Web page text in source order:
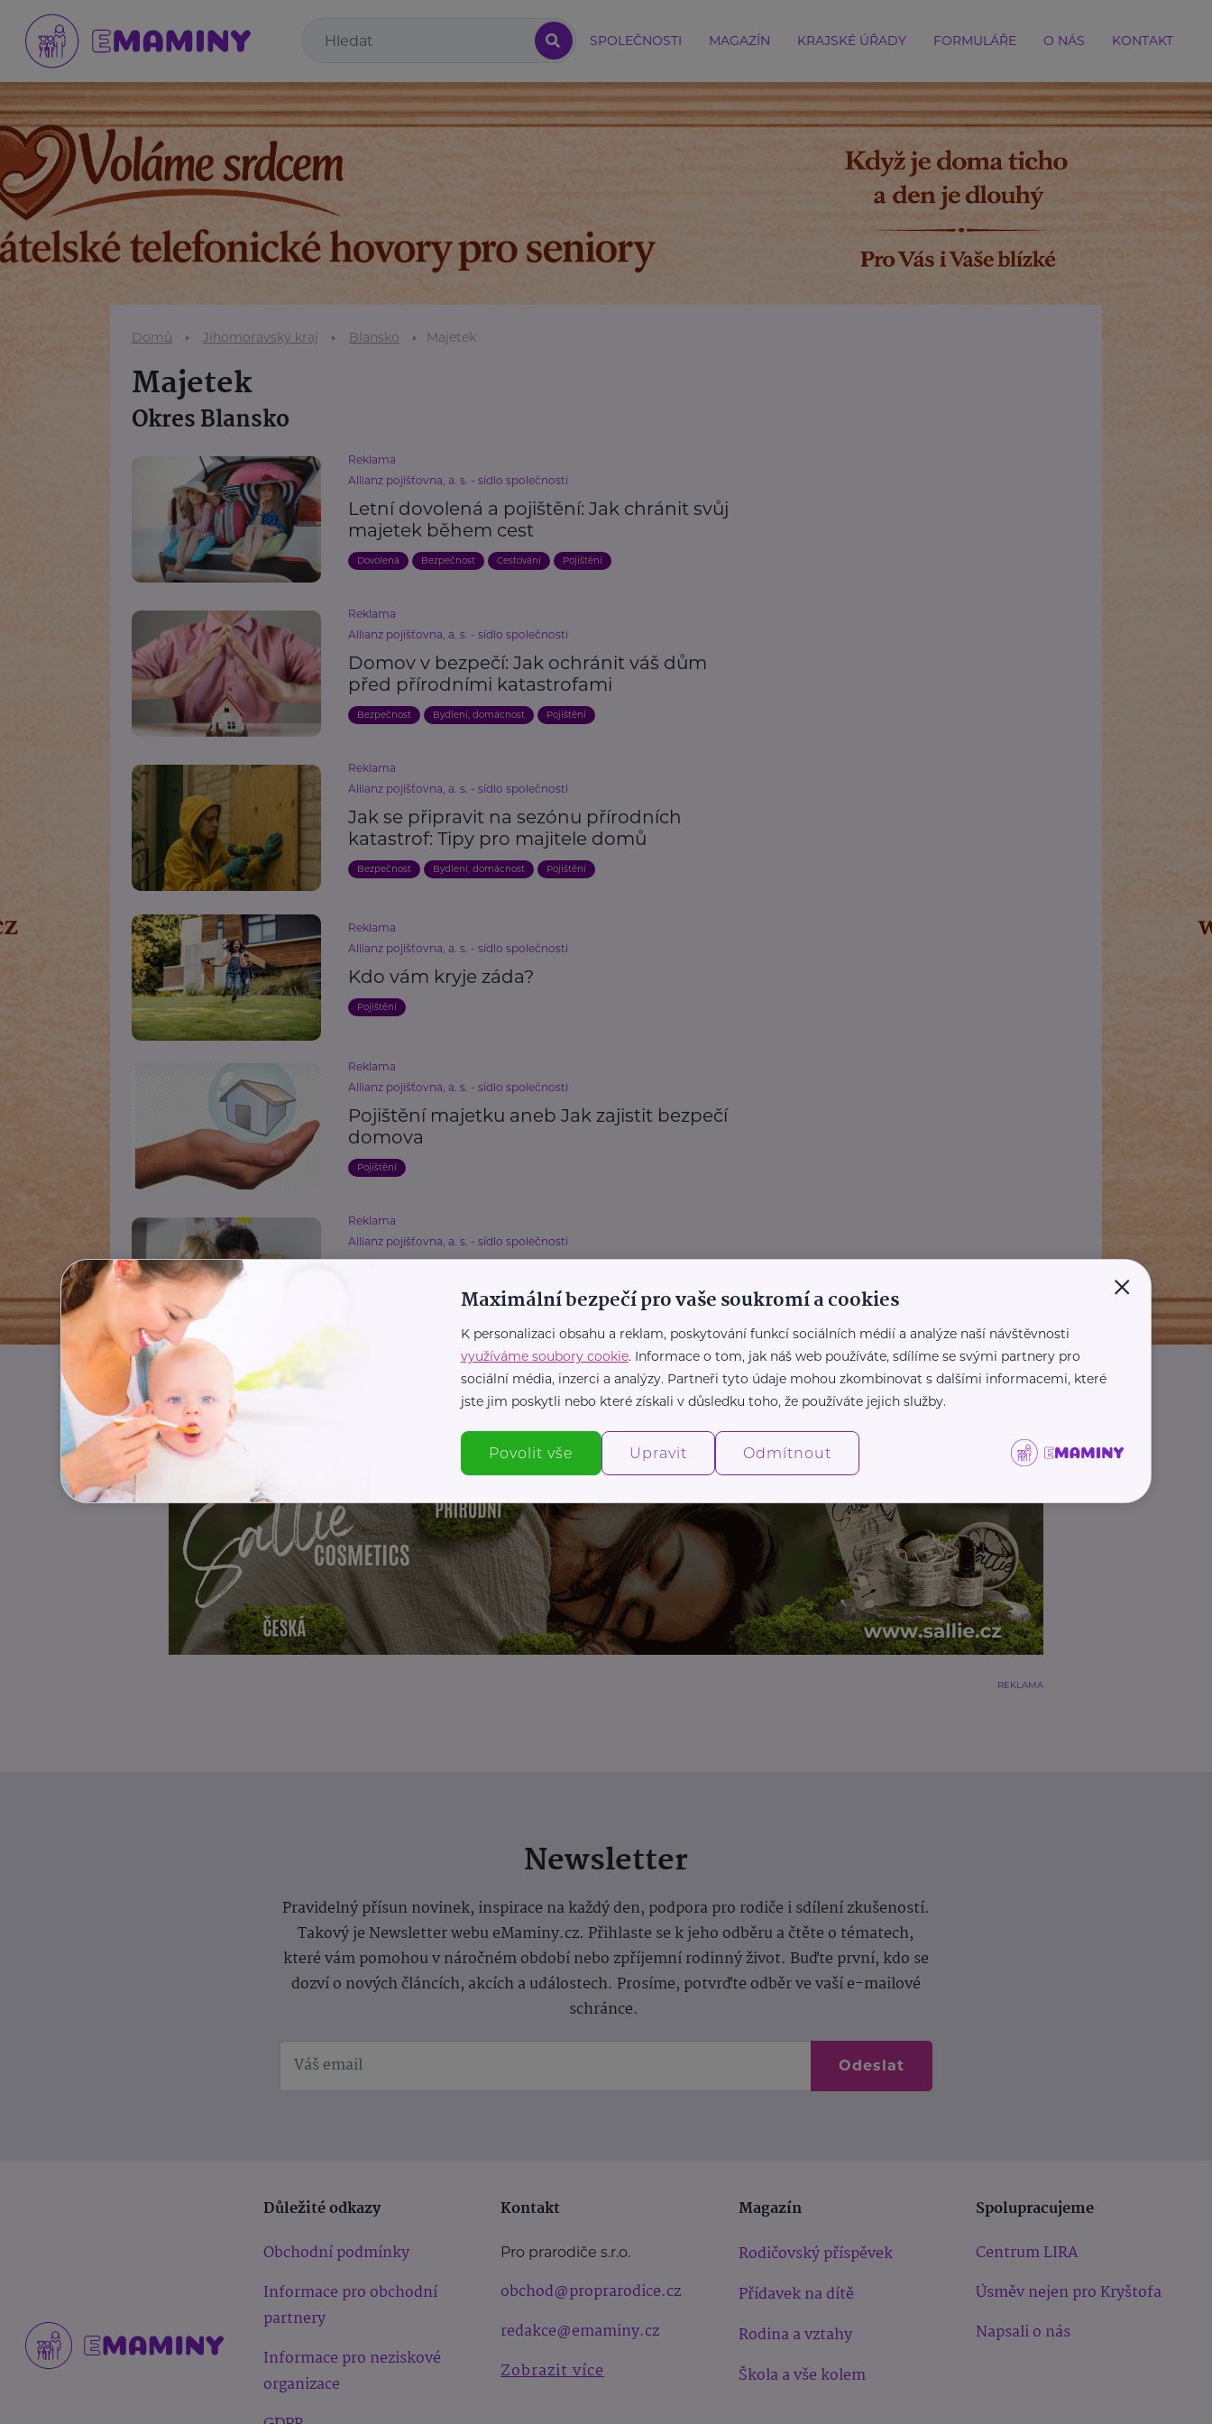
SPOLEČNOSTI MAGAZÍN KRAJSKÉ ÚŘADY FORMULÁŘE O NÁS KONTAKT
Domů Jihomoravský kraj Blansko Majetek
Majetek
Okres Blansko
Reklama
Allianz pojišťovna, a. s. - sídlo společnosti
Letní dovolená a pojištění: Jak chránit svůj
majetek během cest
Dovolená Bezpečnost Cestování Pojištění
Reklama
Allianz pojišťovna, a. s. - sídlo společnosti
Domov v bezpečí: Jak ochránit váš dům
před přírodními katastrofami
Bezpečnost Bydlení, domácnost Pojištění
Reklama
Allianz pojišťovna, a. s. - sídlo společnosti
Jak se připravit na sezónu přírodních
katastrof: Tipy pro majitele domů
Bezpečnost Bydlení, domácnost Pojištění
Reklama
Allianz pojišťovna, a. s. - sídlo společnosti
Kdo vám kryje záda?
Pojištění
Reklama
Allianz pojišťovna, a. s. - sídlo společnosti
Pojištění majetku aneb Jak zajistit bezpečí
domova
Pojištění
Reklama
Allianz pojišťovna, a. s. - sídlo společnosti
podpojištění jako zádrhel
Další články
REKLAMA
Newsletter
Pravidelný přísun novinek, inspirace na každý den, podpora pro rodiče i sdílení zkušeností.
Takový je Newsletter webu eMaminy.cz. Přihlaste se k jeho odběru a čtěte o tématech,
které vám pomohou v náročném období nebo zpříjemní rodinný život. Buďte první, kdo se
dozví o nových článcích, akcích a událostech. Prosíme, potvrďte odběr ve vaší e-mailové
schránce.
Odeslat
Důležité odkazy
Obchodní podmínky
Informace pro obchodní
partnery
Informace pro neziskové
organizace
Kontakt
Pro prarodiče s.r.o.
obchod@proprarodice.cz
redakce@emaminy.cz
Zobrazit více
Magazín
Rodičovský příspěvek
Přídavek na dítě
Rodina a vztahy
Škola a vše kolem
Spolupracujeme
Centrum LIRA
Úsměv nejen pro Kryštofa
Napsali o nás
×
Maximální bezpečí pro vaše soukromí a cookies
K personalizaci obsahu a reklam, poskytování funkcí sociálních médií a analýze naší návštěvnosti
využíváme soubory cookie. Informace o tom, jak náš web používáte, sdílíme se svými partnery pro
sociální média, inzerci a analýzy. Partneři tyto údaje mohou zkombinovat s dalšími informacemi, které
jste jim poskytli nebo které získali v důsledku toho, že používáte jejich služby.
Povolit vše Upravit Odmítnout